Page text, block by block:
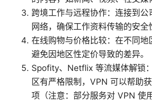
跨境工作与远程协作：连接到公
网络，确保工作资料传输的安全
在线购物与价格比较：在不同地
避免因地区性定价导致的差异。
Spofity、Netflix 等流媒体解锁
区有严格限制，VPN 可以帮助
项（注意：部分服务对 VPN 使